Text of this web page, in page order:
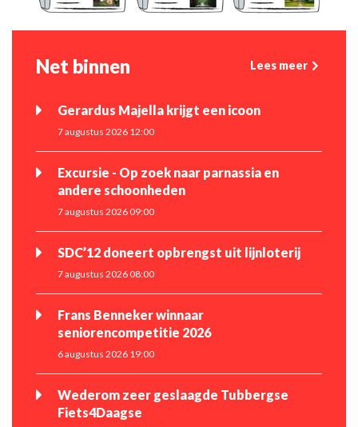
Net binnen Lees meer
Gerardus Majella krijgt een icoon
7 augustus 2026 12:00
Excursie - Op zoek naar parnassia en
andere schoonheden
7 augustus 2026 09:00
SDC’12 doneert opbrengst uit lijnloterij
7 augustus 2026 08:00
Frans Benneker winnaar
seniorencompetitie 2026
6 augustus 2026 19:00
Wederom zeer geslaagde Tubbergse
Fiets4Daagse